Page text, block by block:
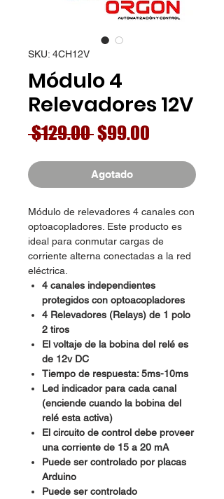
SKU: 4CH12V
Módulo 4
Relevadores 12V
$129.00 Precio
$99.00
oferta
Agotado
Módulo de relevadores 4 canales con
optoacopladores. Este producto es
ideal para conmutar cargas de
corriente alterna conectadas a la red
eléctrica.
4 canales independientes
protegidos con optoacopladores
4 Relevadores (Relays) de 1 polo
2 tiros
El voltaje de la bobina del relé es
de 12v DC
Tiempo de respuesta: 5ms-10ms
Led indicador para cada canal
(enciende cuando la bobina del
relé esta activa)
El circuito de control debe proveer
una corriente de 15 a 20 mA
Puede ser controlado por placas
Arduino
Puede ser controlado